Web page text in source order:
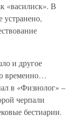
«василиск». В
устранено,
и другое
временно…
в «Физиолог» –
черпали
бестиарии.